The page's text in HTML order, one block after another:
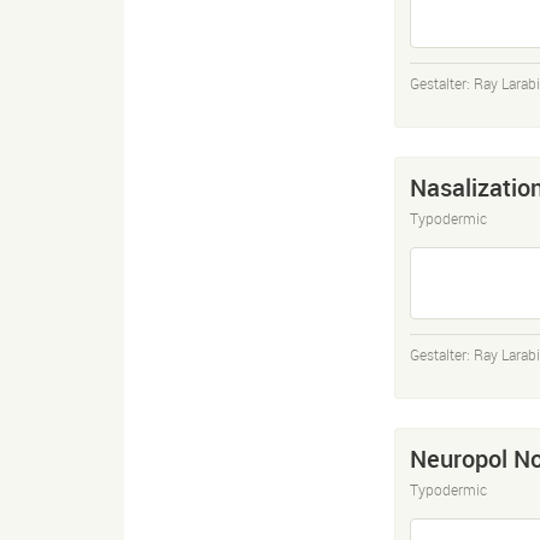
Gestalter: Ray
Typodermic
Gestalter: Ray
Neuropol
Typodermic